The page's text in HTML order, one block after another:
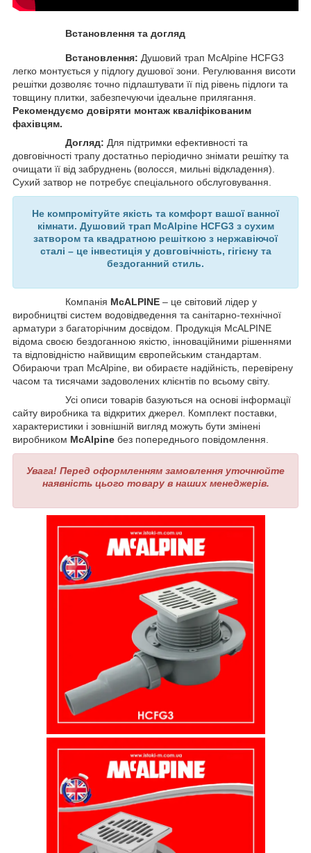
Встановлення та догляд
Встановлення: Душовий трап McAlpine HCFG3
легко монтується у підлогу душової зони. Регулювання висоти
решітки дозволяє точно підлаштувати її під рівень підлоги та
товщину плитки, забезпечуючи ідеальне прилягання.
Рекомендуємо довіряти монтаж кваліфікованим
фахівцям.
Догляд: Для підтримки ефективності та
довговічності трапу достатньо періодично знімати решітку та
очищати її від забруднень (волосся, мильні відкладення).
Сухий затвор не потребує спеціального обслуговування.
Не компромітуйте якість та комфорт вашої ванної
кімнати. Душовий трап McAlpine HCFG3 з сухим
затвором та квадратною решіткою з нержавіючої
сталі – це інвестиція у довговічність, гігієну та
бездоганний стиль.
Компанія McALPINE – це світовий лідер у
виробництві систем водовідведення та санітарно-технічної
арматури з багаторічним досвідом. Продукція McALPINE
відома своєю бездоганною якістю, інноваційними рішеннями
та відповідністю найвищим європейським стандартам.
Обираючи трап McAlpine, ви обираєте надійність, перевірену
часом та тисячами задоволених клієнтів по всьому світу.
Усі описи товарів базуються на основі інформації
сайту виробника та відкритих джерел. Комплект поставки,
характеристики і зовнішній вигляд можуть бути змінені
виробником McAlpine без попереднього повідомлення.
Увага! Перед оформленням замовлення уточнюйте
наявність цього товару в наших менеджерів.